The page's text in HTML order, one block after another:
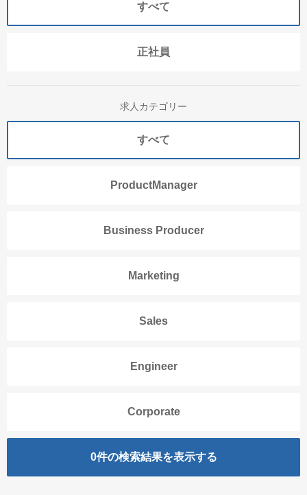
すべて
正社員
求人カテゴリー
すべて
ProductManager
Business Producer
Marketing
Sales
Engineer
Corporate
0件の検索結果を表示する